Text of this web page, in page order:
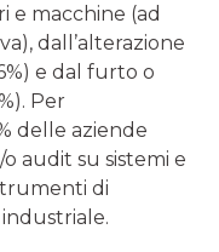
e macchine (ad
dall’alterazione
e dal furto o
Per
delle aziende
audit su sistemi e
di